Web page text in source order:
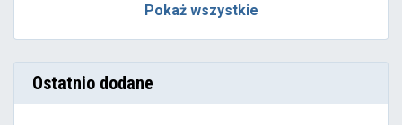
Pokaż wszystkie
Ostatnio dodane